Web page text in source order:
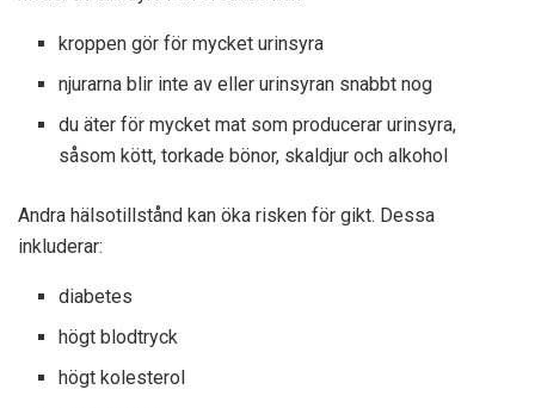
kroppen gör för mycket urinsyra
njurarna blir inte av eller urinsyran snabbt nog
du äter för mycket mat som producerar urinsyra,
såsom kött, torkade bönor, skaldjur och alkohol
Andra hälsotillstånd kan öka risken för gikt. Dessa
inkluderar:
diabetes
högt blodtryck
högt kolesterol